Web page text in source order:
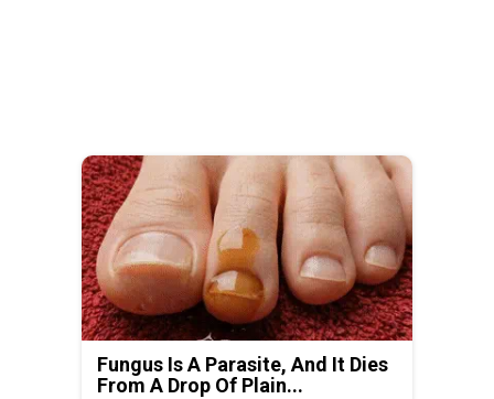
Fungus Is A Parasite, And It Dies
From A Drop Of Plain...